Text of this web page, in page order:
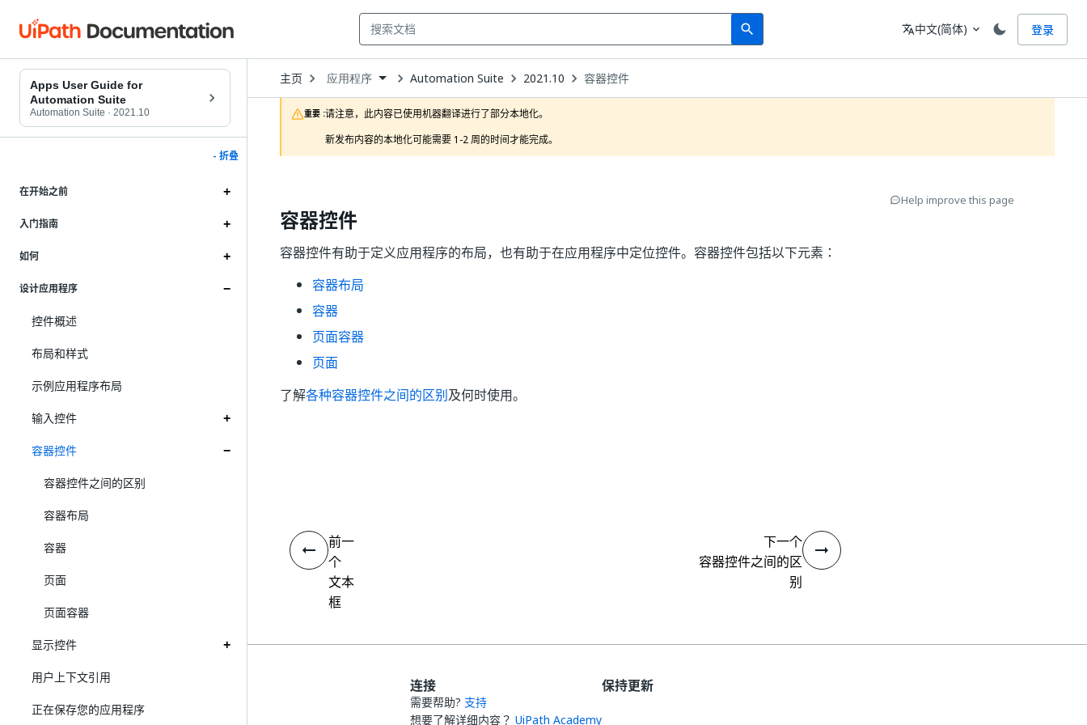
search
Search 语言
translate中文(简体) expand_more 登录
Apps User Guide for
Automation Suite
Automation Suite · 2021.10
- 折叠
在开始之前
入门指南
如何
设计应用程序
控件概述
布局和样式
示例应用程序布局
输入控件
容器控件
容器控件之间的区别
容器布局
容器
页面
页面容器
显示控件
用户上下文引用
正在保存您的应用程序
主页 Open
Dropdown
to
choose
product
应用程序 Automation Suite 2021.10 容器控件
重要 :请注意，此内容已使用机器翻译进行了部分本地化。
新发布内容的本地化可能需要 1-2 周的时间才能完成。
容器控件
容器控件有助于定义应用程序的布局，也有助于在应用程序中定位控件。容器控件包括以下元素：
容器布局
容器
页面容器
页面
了解各种容器控件之间的区别及何时使用。
Help improve this page
前一
个
文本
框
下一个
容器控件之间的区
别
连接
需要帮助? 支持
想要了解详细内容？ UiPath Academy
保持更新